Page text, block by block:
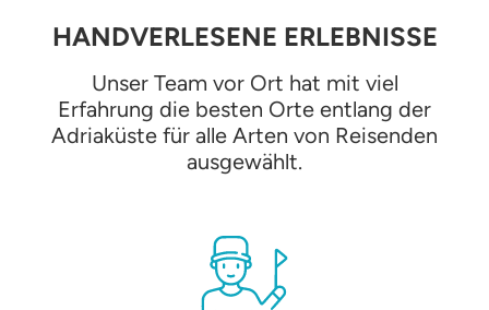
HANDVERLESENE ERLEBNISSE
Unser Team vor Ort hat mit viel
Erfahrung die besten Orte entlang der
Adriaküste für alle Arten von Reisenden
ausgewählt.